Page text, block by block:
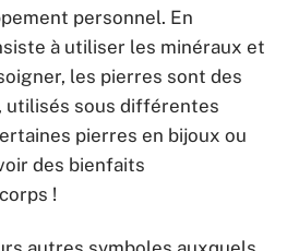
personnel. En
à utiliser les minéraux et
les pierres sont des
utilisés sous différentes
pierres en bijoux ou
des bienfaits
!